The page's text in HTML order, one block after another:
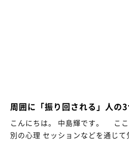
周囲に「振り回される」人の
こんにちは。 中島輝です。 こ
別の心理 セッションなどを通じ